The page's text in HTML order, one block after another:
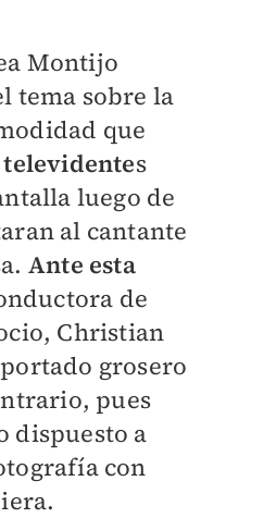
Montijo
tema sobre la
que
televidentes
luego de
al cantante
Ante esta
de
Christian
grosero
pues
dispuesto a
con